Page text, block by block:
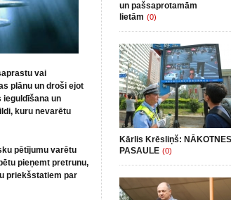
vai
plānu un droši ejot
ieguldīšana un
kuru nevarētu
pētījumu varētu
pieņemt pretrunu,
priekšstatiem par
un pašsaprotamām
lietām (0)
Kārlis Krēsliņš: NĀKOTNES
PASAULE (0)